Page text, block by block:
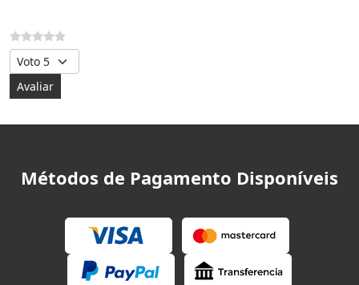
Avalie, por favor
Métodos de Pagamento Disponíveis